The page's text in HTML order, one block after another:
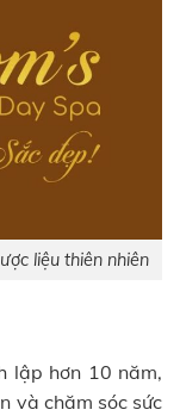
liệu thiên nhiên
lập hơn 10 năm,
và chăm sóc sức